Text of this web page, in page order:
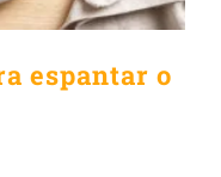
espantar o